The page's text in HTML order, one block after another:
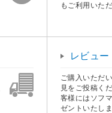
もご利用いた
レビュー
ご購入いただ
見をご投稿く
客様にはソフ
ゼントいたしま